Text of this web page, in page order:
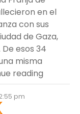
en el
con sus
de Gaza,
esos 34
misma
reading
pm